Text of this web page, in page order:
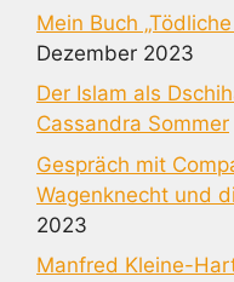
Mein Buch
Dezember 2023
Der Islam als
Cassandra Sommer
Gespräch mit
Wagenknecht und
2023
Manfred Kleine-